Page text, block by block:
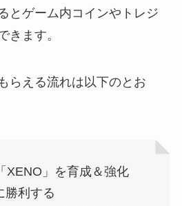
とゲーム内コインやトレジ
きます。
らえる流れは以下のとお
XENO」を育成＆強化
勝利する